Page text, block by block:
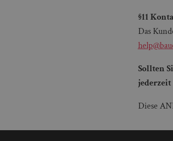
§11
Das
Sollten
Diese